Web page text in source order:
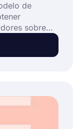
de
sobre
de banca
banca móvil